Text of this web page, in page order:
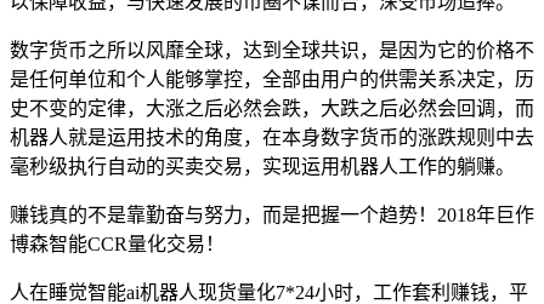
数字货币之所以风靡全球，达到全球共识，是因为它的价格不
是任何单位和个人能够掌控，全部由用户的供需关系决定，历
史不变的定律，大涨之后必然会跌，大跌之后必然会回调，而
机器人就是运用技术的角度，在本身数字货币的涨跌规则中去
毫秒级执行自动的买卖交易，实现运用机器人工作的躺赚。
赚钱真的不是靠勤奋与努力，而是把握一个趋势！2018年巨作
博森智能CCR量化交易！
人在睡觉智能ai机器人现货量化7*24小时，工作套利赚钱，平